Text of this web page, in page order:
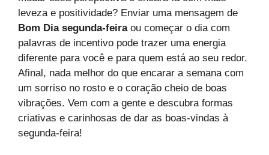
leveza e positividade? Enviar uma mensagem de
Bom Dia segunda-feiraou começar o dia com
palavras de incentivo pode trazer uma energia
diferente para você e para quem está ao seu redor.
Afinal, nada melhor do que encarar a semana com
um sorriso no rosto e o coração cheio de boas
vibrações. Vem com a gente e descubra formas
criativas e carinhosas de dar as boas-vindas à
segunda-feira!